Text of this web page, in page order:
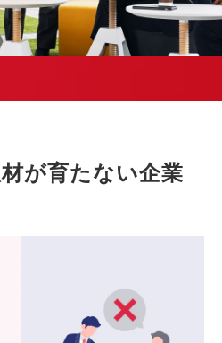
が育たない企業